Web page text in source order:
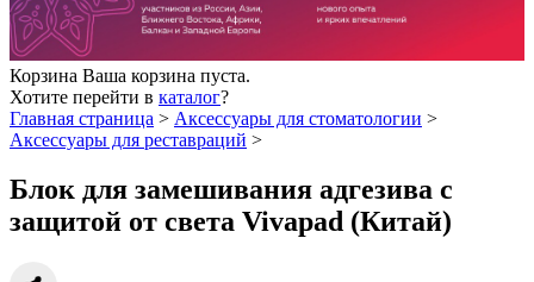
Корзина Ваша корзина пуста.
Хотите перейти в каталог?
Главная страница > Аксессуары для стоматологии >
Аксессуары для реставраций >
Блок для замешивания адгезива с
защитой от света Vivapad (Китай)